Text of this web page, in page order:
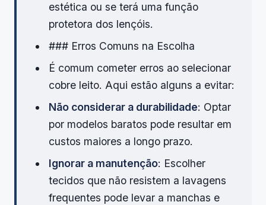
estética ou se terá uma função
protetora dos lençóis.
### Erros Comuns na Escolha
É comum cometer erros ao selecionar
cobre leito. Aqui estão alguns a evitar:
Não considerar a durabilidade: Optar
por modelos baratos pode resultar em
custos maiores a longo prazo.
Ignorar a manutenção: Escolher
tecidos que não resistem a lavagens
frequentes pode levar a manchas e